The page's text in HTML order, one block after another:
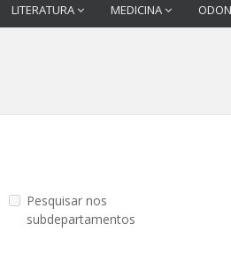
LITERATURA MEDICINA
Pesquisar nos
subdepartamentos